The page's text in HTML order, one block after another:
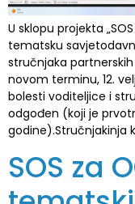
U sklopu projekta
tematsku
stručnjaka
novom terminu, 12.
bolesti voditeljice i
odgođen (koji je
godine).Stručnjakinja
SOS za